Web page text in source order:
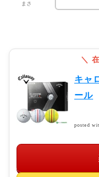
まさ
キャ
ール
posted